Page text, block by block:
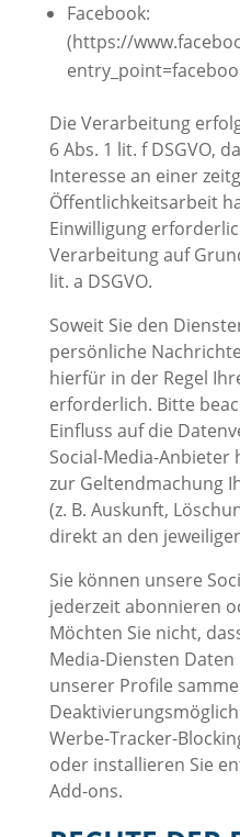
Facebook:
(https://
Die Verarbeitung
6 Abs. 1 lit. f DSGVO,
Interesse an einer
Öffentlichkeitsarbeit
Einwilligung
Verarbeitung auf
lit. a DSGVO.
Soweit Sie den
persönliche
hierfür in der Regel
erforderlich. Bitte
Einfluss auf die
Social-Media-Anbieter
zur Geltendmachung
(z. B. Auskunft,
direkt an den
Sie können unsere
jederzeit abonnieren
Möchten Sie nicht,
Media-Diensten
unserer Profile
Werbe-Tracker-
oder installieren Sie
Add-ons.